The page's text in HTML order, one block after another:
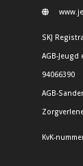
SKJ
AGB-
94066390
AGB-
KvK-